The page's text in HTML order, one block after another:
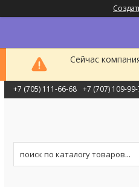
Сейчас
+7 (705) 111-66-68 +7 (707) 109-